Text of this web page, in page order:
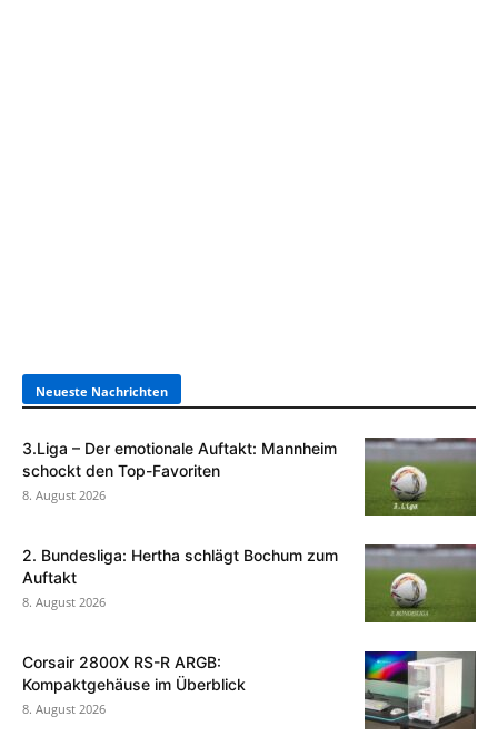
Neueste Nachrichten
3.Liga – Der emotionale Auftakt: Mannheim
schockt den Top-Favoriten
8. August 2026
2. Bundesliga: Hertha schlägt Bochum zum
Auftakt
8. August 2026
Corsair 2800X RS-R ARGB:
Kompaktgehäuse im Überblick
8. August 2026